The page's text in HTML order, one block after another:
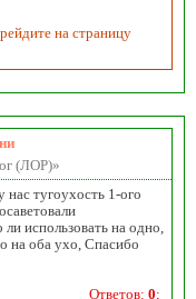
на страницу
(ЛОР)»
нас тугоухость 1-ого
использовать на одно,
на оба ухо, Спасибо
Ответов: 0;